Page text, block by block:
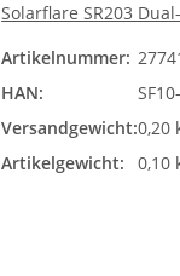
Solarflare SR203
Artikelnummer:
HAN:
Versandgewicht:0,20
Artikelgewicht:
0,10